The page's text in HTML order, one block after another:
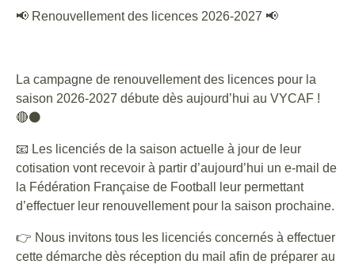
📢 Renouvellement des licences 2026-2027 📢
La campagne de renouvellement des licences pour la
saison 2026-2027 débute dès aujourd’hui au VYCAF !
🔴⚫
📧 Les licenciés de la saison actuelle à jour de leur
cotisation vont recevoir à partir d’aujourd’hui un e-mail de
la Fédération Française de Football leur permettant
d’effectuer leur renouvellement pour la saison prochaine.
👉 Nous invitons tous les licenciés concernés à effectuer
cette démarche dès réception du mail afin de préparer au